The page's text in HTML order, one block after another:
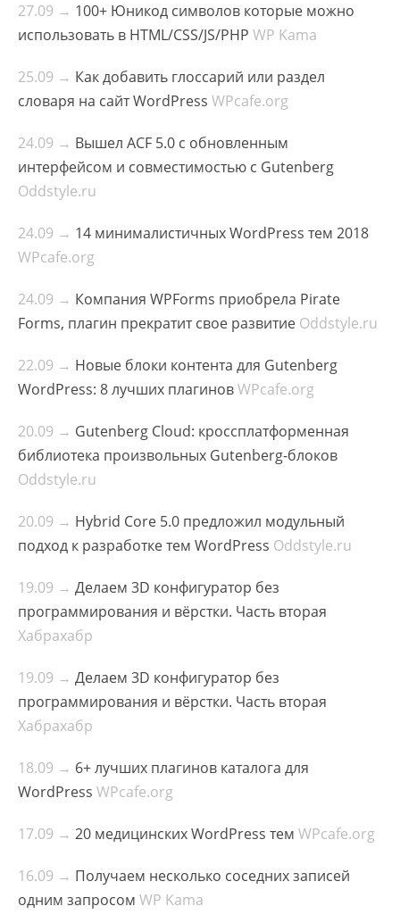
27.09 → 100+ Юникод символов которые можно
использовать в HTML/CSS/JS/PHP WP Kama
25.09 → Как добавить глоссарий или раздел
словаря на сайт WordPress WPcafe.org
24.09 → Вышел ACF 5.0 с обновленным
интерфейсом и совместимостью с Gutenberg
Oddstyle.ru
24.09 → 14 минималистичных WordPress тем 2018
WPcafe.org
24.09 → Компания WPForms приобрела Pirate
Forms, плагин прекратит свое развитие Oddstyle.ru
22.09 → Новые блоки контента для Gutenberg
WordPress: 8 лучших плагиновWPcafe.org
20.09 → Gutenberg Cloud: кроссплатформенная
библиотека произвольных Gutenberg-блоков
Oddstyle.ru
20.09 → Hybrid Core 5.0 предложил модульный
подход к разработке тем WordPress Oddstyle.ru
19.09 → Делаем 3D конфигуратор без
программирования и вёрстки. Часть вторая
Хабрахабр
19.09 → Делаем 3D конфигуратор без
программирования и вёрстки. Часть вторая
Хабрахабр
18.09 → 6+ лучших плагинов каталога для
WordPress WPcafe.org
17.09 → 20 медицинских WordPress тем WPcafe.org
16.09 → Получаем несколько соседних записей
одним запросом WP Kama